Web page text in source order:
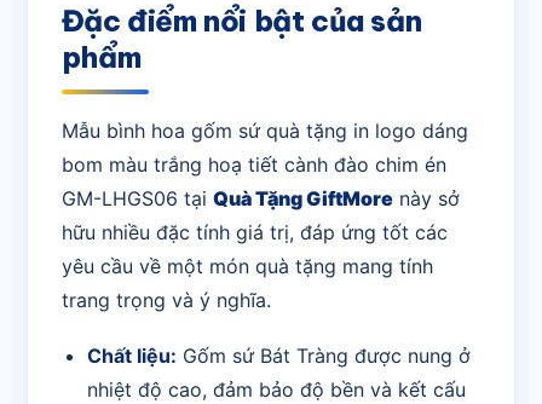
Đặc điểm nổi bật của sản
phẩm
Mẫu bình hoa gốm sứ quà tặng in logo dáng
bom màu trắng hoạ tiết cành đào chim én
GM-LHGS06 tại Quà Tặng GiftMorenày sở
hữu nhiều đặc tính giá trị, đáp ứng tốt các
yêu cầu về một món quà tặng mang tính
trang trọng và ý nghĩa.
Chất liệu: Gốm sứ Bát Tràng được nung ở
nhiệt độ cao, đảm bảo độ bền và kết cấu